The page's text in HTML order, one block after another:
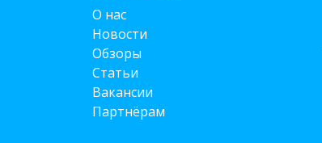
О нас
Новости
Обзоры
Статьи
Вакансии
Партнёрам